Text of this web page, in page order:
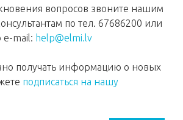
вопросов звоните нашим
по тел. 67686200 или
e-mail: help@elmi.lv
получать информацию о новых
подписаться на нашу